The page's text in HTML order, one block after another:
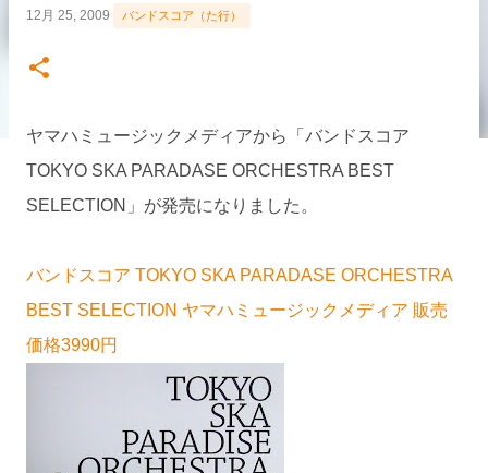
12月 25, 2009 バンドスコア（た行）
ヤマハミュージックメディアから「バンドスコア
TOKYO SKA PARADASE ORCHESTRA BEST
SELECTION」が発売になりました。
バンドスコア TOKYO SKA PARADASE ORCHESTRA
BEST SELECTION ヤマハミュージックメディア 販売
価格3990円